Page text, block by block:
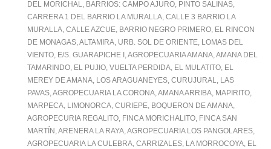
DEL MORICHAL, BARRIOS: CAMPO AJURO, PINTO SALINAS,
CARRERA 1 DEL BARRIO LA MURALLA, CALLE 3 BARRIO LA
MURALLA, CALLE AZCUE, BARRIO NEGRO PRIMERO, EL RINCON
DE MONAGAS, ALTAMIRA, URB. SOL DE ORIENTE, LOMAS DEL
VIENTO, E/S. GUARAPICHE I, AGROPECUARIA AMANA, AMANA DEL
TAMARINDO, EL PUJIO, VUELTA PERDIDA, EL MULATITO, EL
MEREY DE AMANA, LOS ARAGUANEYES, CURUJURAL, LAS
PAVAS, AGROPECUARIA LA CORONA, AMANA ARRIBA, MAPIRITO,
MARPECA, LIMONORCA, CURIEPE, BOQUERON DE AMANA,
AGROPECURIA REGALITO, FINCA MORICHALITO, FINCA SAN
MARTÍN, ARENERA LA RAYA, AGROPECUARIA LOS PANGOLARES,
AGROPECUARIA LA CULEBRA, CARRIZALES, LA MORROCOYA, EL